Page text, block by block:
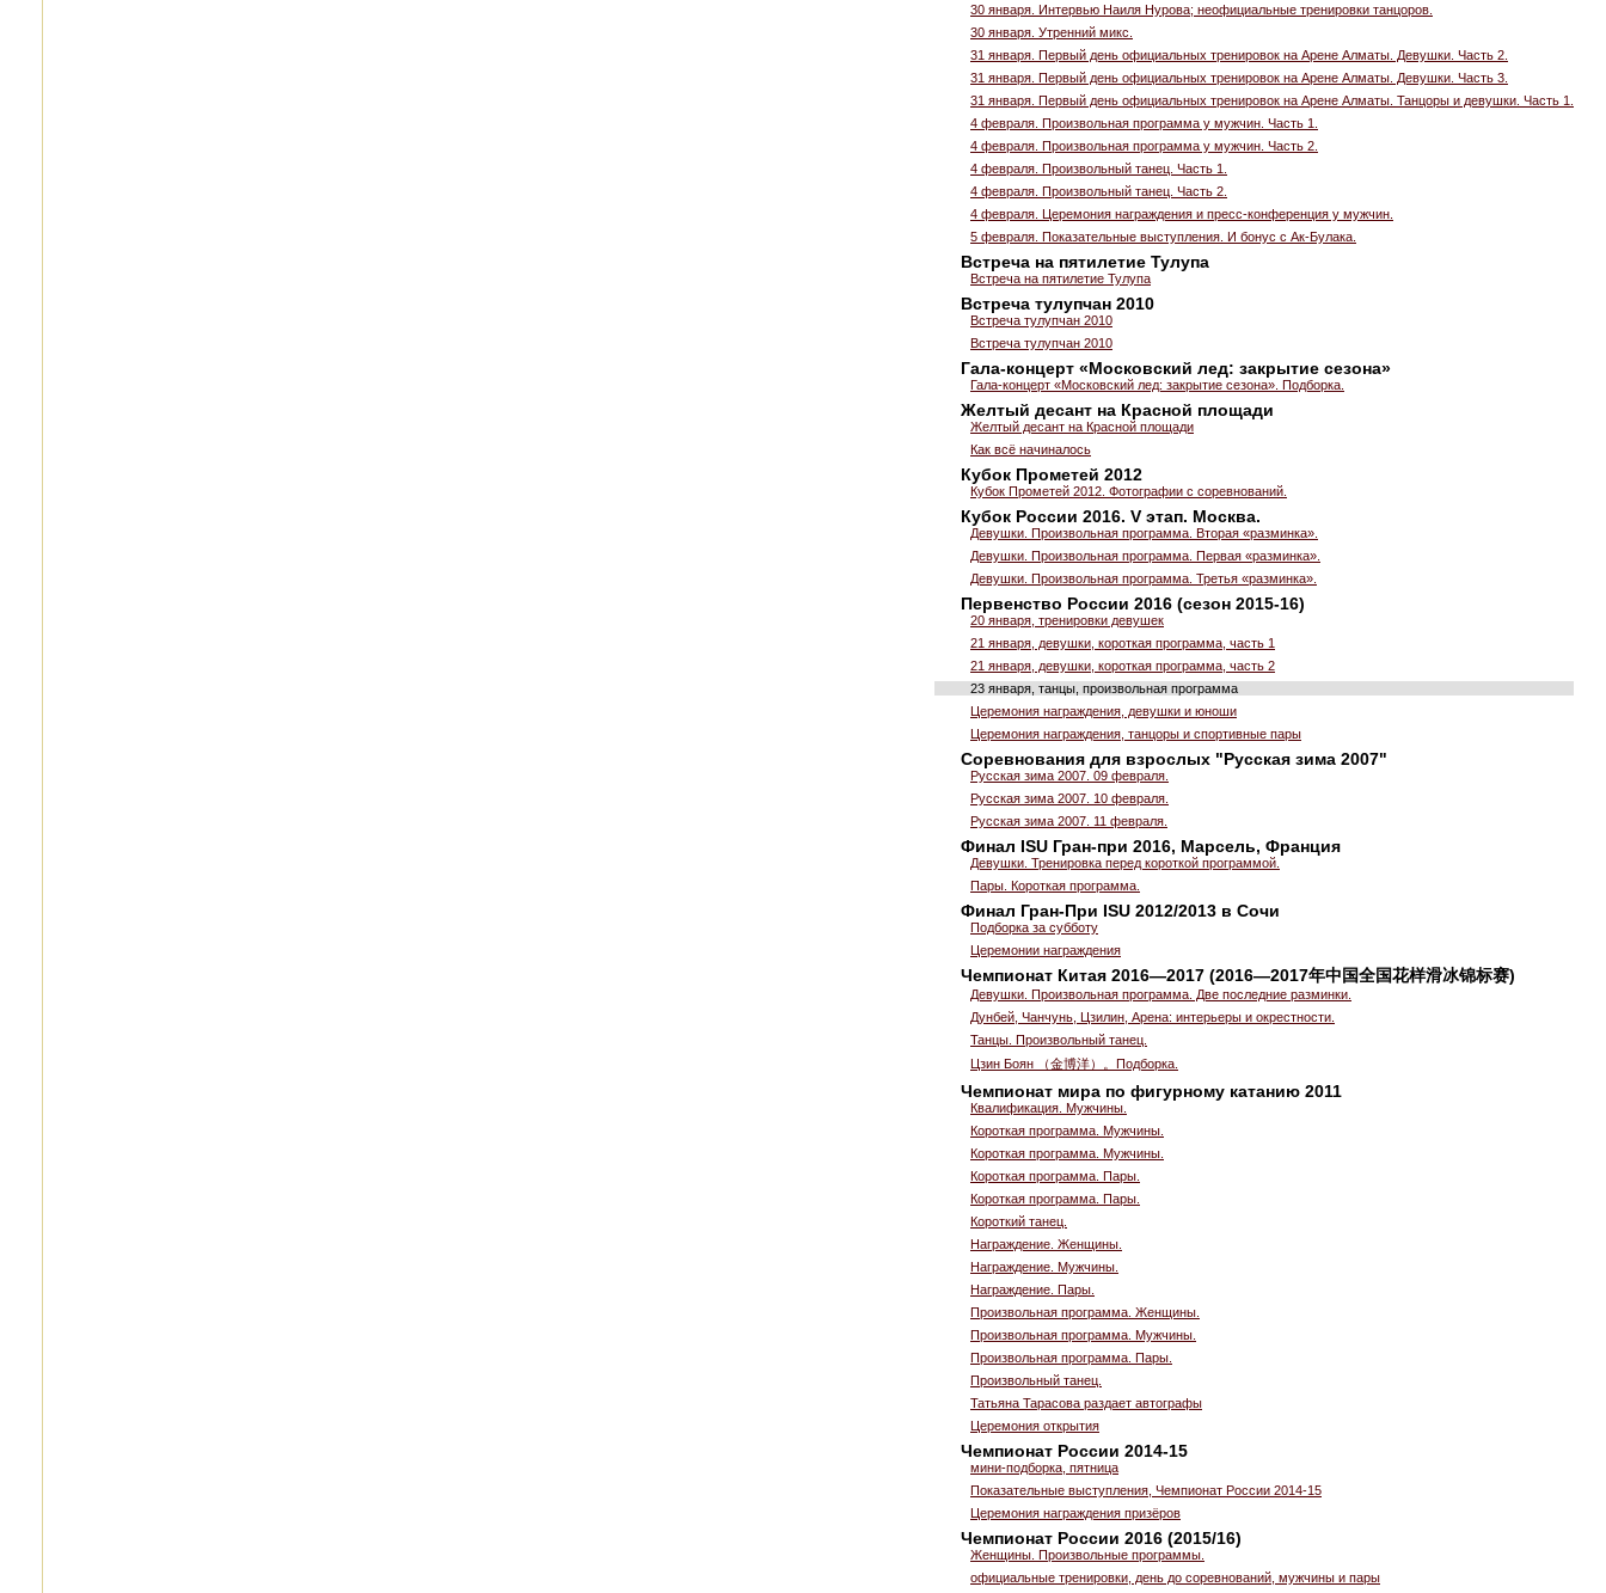
30 января. Интервью Наиля Нурова; неофициальные тренировки танцоров.
30 января. Утренний микс.
31 января. Первый день официальных тренировок на Арене Алматы. Девушки. Часть 2.
31 января. Первый день официальных тренировок на Арене Алматы. Девушки. Часть 3.
31 января. Первый день официальных тренировок на Арене Алматы. Танцоры и девушки. Часть 1.
4 февраля. Произвольная программа у мужчин. Часть 1.
4 февраля. Произвольная программа у мужчин. Часть 2.
4 февраля. Произвольный танец. Часть 1.
4 февраля. Произвольный танец. Часть 2.
4 февраля. Церемония награждения и пресс-конференция у мужчин.
5 февраля. Показательные выступления. И бонус с Ак-Булака.
Встреча на пятилетие Тулупа
Встреча на пятилетие Тулупа
Встреча тулупчан 2010
Встреча тулупчан 2010
Встреча тулупчан 2010
Гала-концерт «Московский лед: закрытие сезона»
Гала-концерт «Московский лед: закрытие сезона». Подборка.
Желтый десант на Красной площади
Желтый десант на Красной площади
Как всё начиналось
Кубок Прометей 2012
Кубок Прометей 2012. Фотографии с соревнований.
Кубок России 2016. V этап. Москва.
Девушки. Произвольная программа. Вторая «разминка».
Девушки. Произвольная программа. Первая «разминка».
Девушки. Произвольная программа. Третья «разминка».
Первенство России 2016 (сезон 2015-16)
20 января, тренировки девушек
21 января, девушки, короткая программа, часть 1
21 января, девушки, короткая программа, часть 2
23 января, танцы, произвольная программа
Церемония награждения, девушки и юноши
Церемония награждения, танцоры и спортивные пары
Соревнования для взрослых "Русская зима 2007"
Русская зима 2007. 09 февраля.
Русская зима 2007. 10 февраля.
Русская зима 2007. 11 февраля.
Финал ISU Гран-при 2016, Марсель, Франция
Девушки. Тренировка перед короткой программой.
Пары. Короткая программа.
Финал Гран-При ISU 2012/2013 в Сочи
Подборка за субботу
Церемонии награждения
Чемпионат Китая 2016—2017 (2016—2017年中国全国花样滑冰锦标赛)
Девушки. Произвольная программа. Две последние разминки.
Дунбей, Чанчунь, Цзилин, Арена: интерьеры и окрестности.
Танцы. Произвольный танец.
Цзин Боян （金博洋）。Подборка.
Чемпионат мира по фигурному катанию 2011
Квалификация. Мужчины.
Короткая программа. Мужчины.
Короткая программа. Мужчины.
Короткая программа. Пары.
Короткая программа. Пары.
Короткий танец.
Награждение. Женщины.
Награждение. Мужчины.
Награждение. Пары.
Произвольная программа. Женщины.
Произвольная программа. Мужчины.
Произвольная программа. Пары.
Произвольный танец.
Татьяна Тарасова раздает автографы
Церемония открытия
Чемпионат России 2014-15
мини-подборка, пятница
Показательные выступления, Чемпионат России 2014-15
Церемония награждения призёров
Чемпионат России 2016 (2015/16)
Женщины. Произвольные программы.
официальные тренировки, день до соревнований, мужчины и пары